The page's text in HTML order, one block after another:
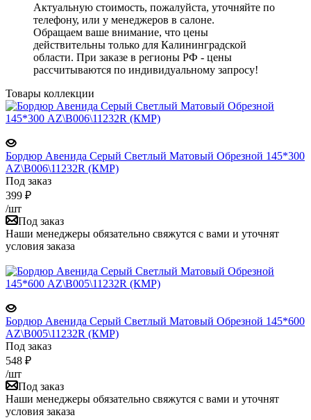
Актуальную стоимость, пожалуйста, уточняйте по
телефону, или у менеджеров в салоне.
Обращаем ваше внимание, что цены
действительны только для Калининградской
области. При заказе в регионы РФ - цены
рассчитываются по индивидуальному запросу!
Товары коллекции
Бордюр Авенида Серый Светлый Матовый Обрезной 145*300
AZ\B006\11232R (КМР)
Под заказ
399 ₽
/шт
Под заказ
Наши менеджеры обязательно свяжутся с вами и уточнят
условия заказа
Бордюр Авенида Серый Светлый Матовый Обрезной 145*600
AZ\B005\11232R (КМР)
Под заказ
548 ₽
/шт
Под заказ
Наши менеджеры обязательно свяжутся с вами и уточнят
условия заказа